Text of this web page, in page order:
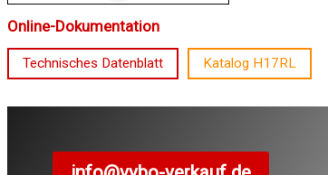
Online-Dokumentation
Technisches Datenblatt Katalog H17RL